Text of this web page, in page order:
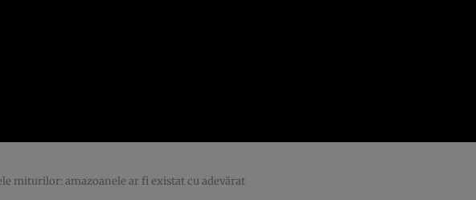
miturilor: amazoanele ar fi existat cu adevărat